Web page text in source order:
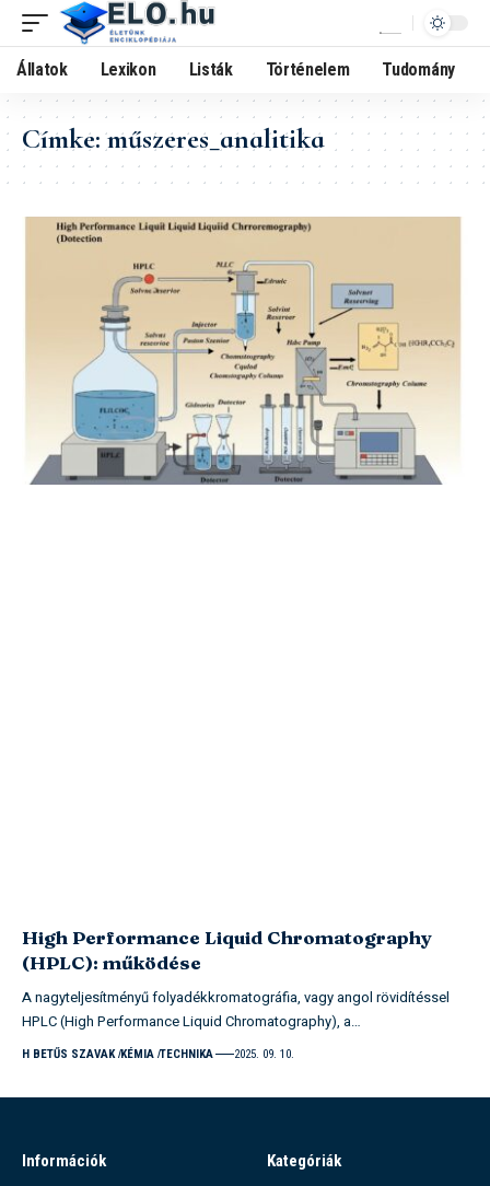
Állatok Lexikon Listák Történelem Tudomány
Címke:műszeres_analitika
High Performance Liquid Chromatography
(HPLC): működése
A nagyteljesítményű folyadékkromatográfia, vagy angol rövidítéssel
HPLC (High Performance Liquid Chromatography), a…
H BETŰS SZAVAK KÉMIA TECHNIKA 2025. 09. 10.
Információk
Kategóriák